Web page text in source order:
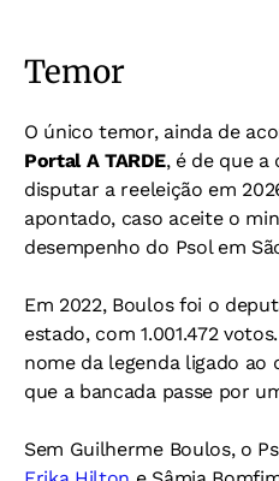
Temor
O único temor, ainda de
Portal A TARDE, é de que a
disputar a reeleição em
apontado, caso aceite o
desempenho do Psol em
Em 2022, Boulos foi o
estado, com 1.001.472
nome da legenda ligado ao
que a bancada passe por
Sem Guilherme Boulos, o